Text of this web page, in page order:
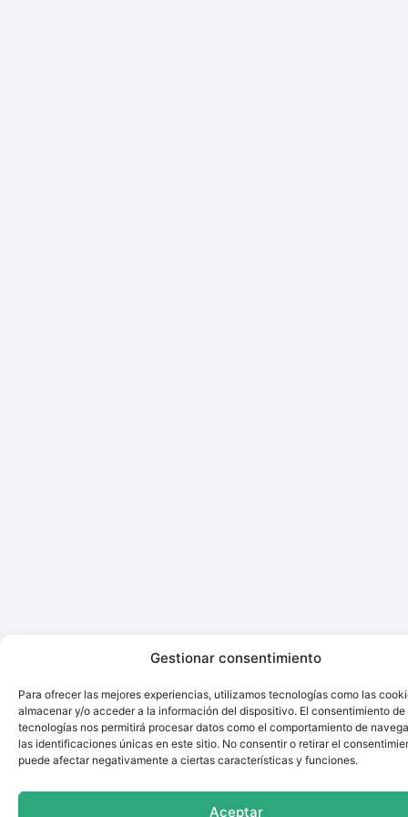
Gestionar consentimiento
Para ofrecer las mejores experiencias, utilizamos tecnologías como las
almacenar y/o acceder a la información del dispositivo. El consentimiento de
tecnologías nos permitirá procesar datos como el comportamiento de
las identificaciones únicas en este sitio. No consentir o retirar el
puede afectar negativamente a ciertas características y funciones.
Aceptar